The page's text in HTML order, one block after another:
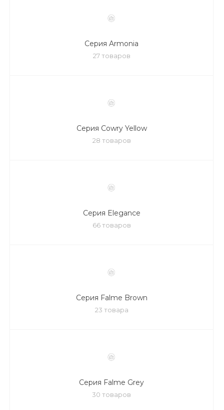
Серия Armonia
27 товаров
Серия Cowry Yellow
28 товаров
Серия Elegance
66 товаров
Серия Falme Brown
23 товара
Серия Falme Grey
30 товаров